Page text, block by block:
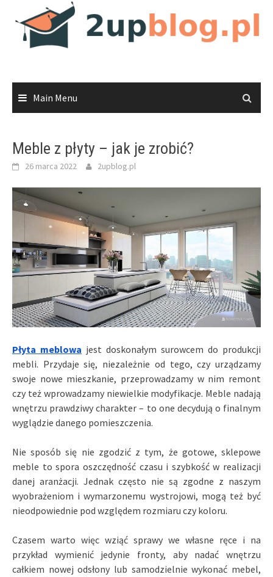
content
Main Menu
Meble z płyty – jak je zrobić?
26 marca 2022 2upblog.pl
Płyta meblowa jest doskonałym surowcem do produkcji
mebli. Przydaje się, niezależnie od tego, czy urządzamy
swoje nowe mieszkanie, przeprowadzamy w nim remont
czy też wprowadzamy niewielkie modyfikacje. Meble nadają
wnętrzu prawdziwy charakter – to one decydują o finalnym
wyglądzie danego pomieszczenia.
Nie sposób się nie zgodzić z tym, że gotowe, sklepowe
meble to spora oszczędność czasu i szybkość w realizacji
danej aranżacji. Jednak często nie są zgodne z naszym
wyobrażeniom i wymarzonemu wystrojowi, mogą też być
nieodpowiednie pod względem rozmiaru czy koloru.
Czasem warto więc wziąć sprawy we własne ręce i na
przykład wymienić jedynie fronty, aby nadać wnętrzu
całkiem nowej odsłony lub samodzielnie wykonać mebel,